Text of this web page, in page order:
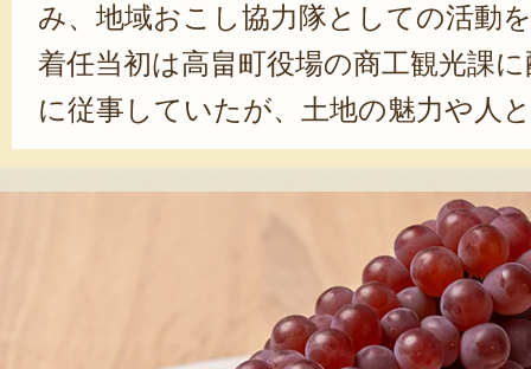
み、地域おこし協力隊としての活動
着任当初は高畠町役場の商工観光課
に従事していたが、土地の魅力や人
れる中で「この地で農業をしたい」
る。配属課を商工観光課から農林課
農業現場を経験。その後、2025年春
果たした。現在は、デラウェアやシ
を中心に、6品種ほどの桃も栽培。